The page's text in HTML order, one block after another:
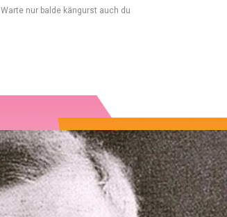
Warte nur balde kängurst auch du